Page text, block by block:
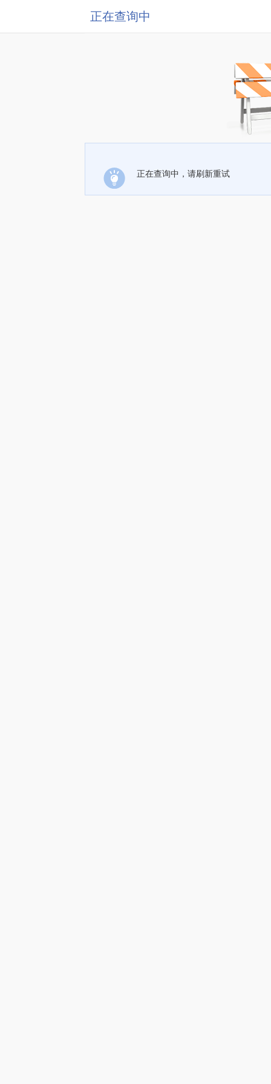
正在查询中
正在查询中，请刷新重试